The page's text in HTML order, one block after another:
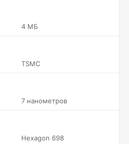
4 МБ
TSMC
7 нанометров
Hexagon 698